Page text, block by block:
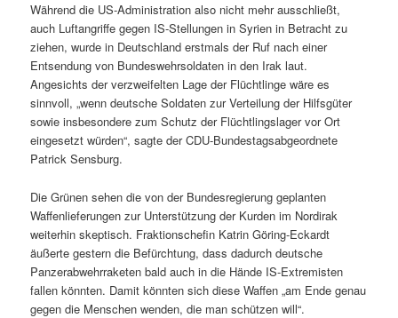
Während die US-Administration also nicht mehr ausschließt,
auch Luftangriffe gegen IS-Stellungen in Syrien in Betracht zu
ziehen, wurde in Deutschland erstmals der Ruf nach einer
Entsendung von Bundeswehrsoldaten in den Irak laut.
Angesichts der verzweifelten Lage der Flüchtlinge wäre es
sinnvoll, „wenn deutsche Soldaten zur Verteilung der Hilfsgüter
sowie insbesondere zum Schutz der Flüchtlingslager vor Ort
eingesetzt würden“, sagte der CDU-Bundestagsabgeordnete
Patrick Sensburg.
Die Grünen sehen die von der Bundesregierung geplanten
Waffenlieferungen zur Unterstützung der Kurden im Nordirak
weiterhin skeptisch. Fraktionschefin Katrin Göring-Eckardt
äußerte gestern die Befürchtung, dass dadurch deutsche
Panzerabwehrraketen bald auch in die Hände IS-Extremisten
fallen könnten. Damit könnten sich diese Waffen „am Ende genau
gegen die Menschen wenden, die man schützen will“.